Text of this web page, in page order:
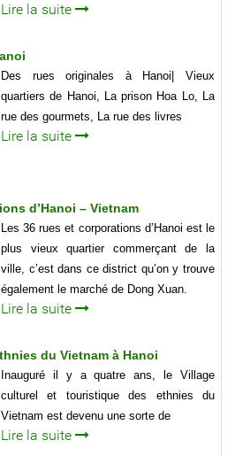
Lire la suite
Des rues originales à Hanoi| Vieux
quartiers de Hanoi, La prison Hoa Lo, La
rue des gourmets, La rue des livres
Lire la suite
d’Hanoi – Vietnam
Les 36 rues et corporations d’Hanoi est le
plus vieux quartier commerçant de la
ville, c’est dans ce district qu’on y trouve
également le marché de Dong Xuan.
Lire la suite
du Vietnam à Hanoi
Inauguré il y a quatre ans, le Village
culturel et touristique des ethnies du
Vietnam est devenu une sorte de
Lire la suite